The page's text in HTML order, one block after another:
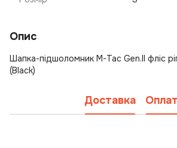
Опис
Шапка-підшоломник M-Tac Gen.II фліс
(Black)
Доставка